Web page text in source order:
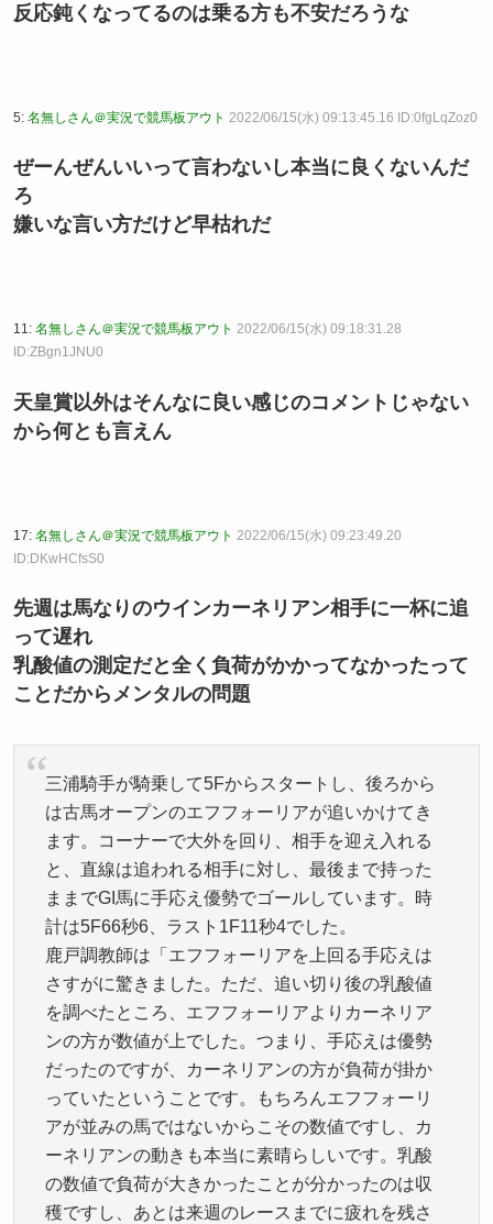
反応鈍くなってるのは乗る方も不安だろうな
5: 名無しさん＠実況で競馬板アウト 2022/06/15(水) 09:13:45.16 ID:0fgLqZoz0
ぜーんぜんいいって言わないし本当に良くないんだ
ろ
嫌いな言い方だけど早枯れだ
11: 名無しさん＠実況で競馬板アウト 2022/06/15(水) 09:18:31.28
ID:ZBgn1JNU0
天皇賞以外はそんなに良い感じのコメントじゃない
から何とも言えん
17: 名無しさん＠実況で競馬板アウト 2022/06/15(水) 09:23:49.20
ID:DKwHCfsS0
先週は馬なりのウインカーネリアン相手に一杯に追
って遅れ
乳酸値の測定だと全く負荷がかかってなかったって
ことだからメンタルの問題
三浦騎手が騎乗して5Fからスタートし、後ろから
は古馬オープンのエフフォーリアが追いかけてき
ます。コーナーで大外を回り、相手を迎え入れる
と、直線は追われる相手に対し、最後まで持った
ままでGI馬に手応え優勢でゴールしています。時
計は5F66秒6、ラスト1F11秒4でした。
鹿戸調教師は「エフフォーリアを上回る手応えは
さすがに驚きました。ただ、追い切り後の乳酸値
を調べたところ、エフフォーリアよりカーネリア
ンの方が数値が上でした。つまり、手応えは優勢
だったのですが、カーネリアンの方が負荷が掛か
っていたということです。もちろんエフフォーリ
アが並みの馬ではないからこその数値ですし、カ
ーネリアンの動きも本当に素晴らしいです。乳酸
の数値で負荷が大きかったことが分かったのは収
穫ですし、あとは来週のレースまでに疲れを残さ